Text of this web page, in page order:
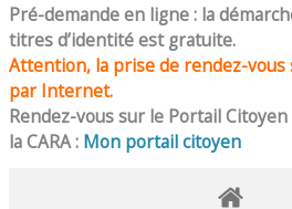
Pré-demande en ligne : la
titres d’identité est gratuite.
Attention, la prise de rendez-
par Internet.
Rendez-vous sur le Portail
la CARA : Mon portail citoyen